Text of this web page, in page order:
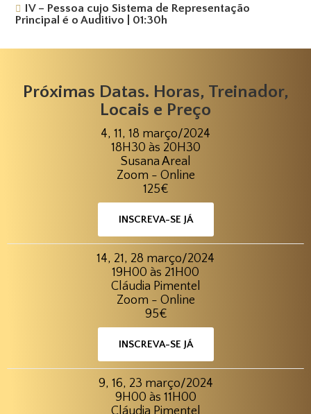
IV – Pessoa cujo Sistema de Representação
Principal é o Auditivo | 01:30h
Próximas Datas. Horas, Treinador,
Locais e Preço
4, 11, 18 março/2024
18H30 às 20H30
Susana Areal
Zoom - Online
125€
INSCREVA-SE JÁ
14, 21, 28 março/2024
19H00 às 21H00
Cláudia Pimentel
Zoom - Online
95€
INSCREVA-SE JÁ
9, 16, 23 março/2024
9H00 às 11H00